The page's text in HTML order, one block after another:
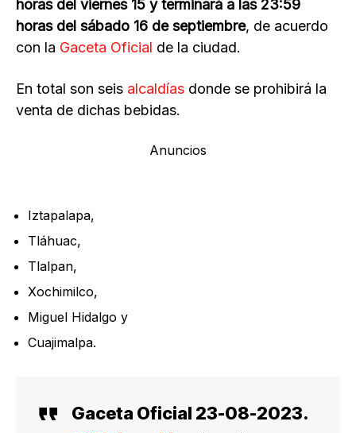
horas del viernes 15 y terminará a las 23:59
horas del sábado 16 de septiembre, de acuerdo
con la Gaceta Oficial de la ciudad.
En total son seis alcaldías donde se prohibirá la
venta de dichas bebidas.
Anuncios
Iztapalapa,
Tláhuac,
Tlalpan,
Xochimilco,
Miguel Hidalgo y
Cuajimalpa.
Gaceta Oficial 23-08-2023.